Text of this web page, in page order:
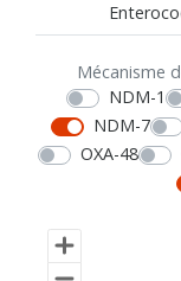
Mécanisme
NDM-1
NDM-7
OXA-48